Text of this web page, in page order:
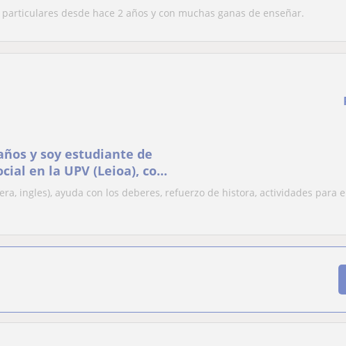
desde hace 2 años y con muchas ganas de enseñar.
y soy estudiante de
en la UPV (Leioa), con
impartiendo clases
niños y niñas
ingles), ayuda con los deberes, refuerzo de histora, actividades para